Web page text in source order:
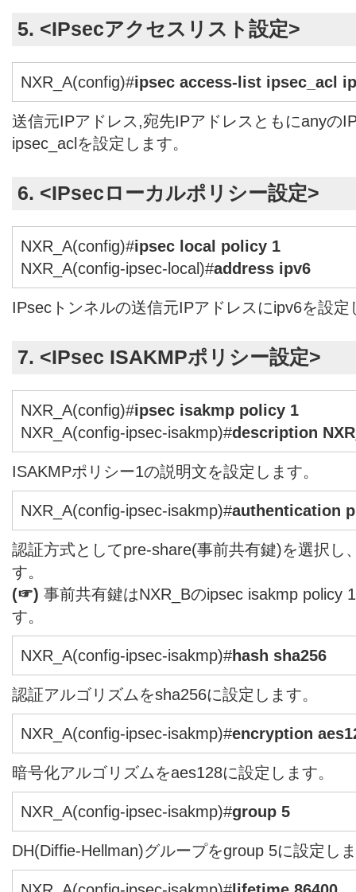
5. <IPsecアクセスリスト設定>
NXR_A(config)#ipsec access-list ipsec_acl
送信元IPアドレス,宛先IPアドレスともにanyの
ipsec_aclを設定します。
6. <IPsecローカルポリシー設定>
NXR_A(config)#ipsec local policy 1
NXR_A(config-ipsec-local)#address ipv6
IPsecトンネルの送信元IPアドレスにipv6を設定
7. <IPsec ISAKMPポリシー設定>
NXR_A(config)#ipsec isakmp policy 1
NXR_A(config-ipsec-isakmp)#description
ISAKMPポリシー1の説明文を設定します。
NXR_A(config-ipsec-isakmp)#authentication
認証方式としてpre-share(事前共有鍵)を選択し
す。
(☞) 事前共有鍵はNXR_Bのipsec isakmp policy
す。
NXR_A(config-ipsec-isakmp)#hash sha256
認証アルゴリズムをsha256に設定します。
NXR_A(config-ipsec-isakmp)#encryption
暗号化アルゴリズムをaes128に設定します。
NXR_A(config-ipsec-isakmp)#group 5
DH(Diffie-Hellman)グループをgroup 5に設定し